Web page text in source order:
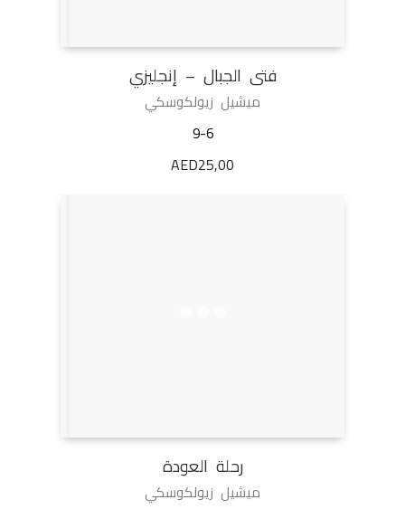
فتى الجبال – إنجليزي
ميشيل زيولكوسكي
9-6
AED25,00
رحلة العودة
ميشيل زيولكوسكي